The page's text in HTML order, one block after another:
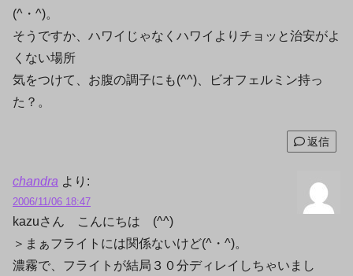
(^・^)。
そうですか、ハワイじゃなくハワイよりチョッと治安がよ
くない場所
気をつけて、お腹の調子にも(^^)、ビオフェルミン持っ
た？。
返信
chandra より:
2006/11/06 18:47
kazuさん こんにちは (^^)
＞まぁフライトには関係ないけど(^・^)。
濃霧で、フライトが結局３０分ディレイしちゃいまし